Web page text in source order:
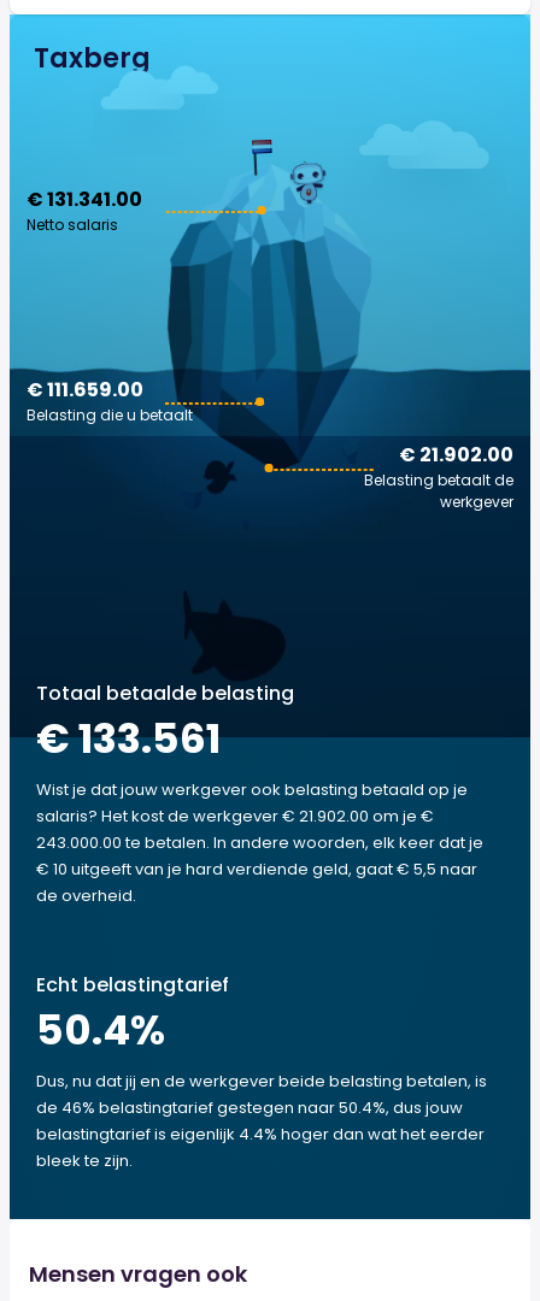
Taxberg
€ 131.341.00
Netto salaris
€ 21.902.00
Belasting betaalt de
werkgever
€ 111.659.00
Belasting die u betaalt
Totaal betaalde belasting
€ 133.561
Wist je dat jouw werkgever ook belasting betaald op je
salaris? Het kost de werkgever € 21.902.00 om je €
243.000.00 te betalen. In andere woorden, elk keer dat je
€ 10 uitgeeft van je hard verdiende geld, gaat € 5,5 naar
de overheid.
Echt belastingtarief
50.4%
Dus, nu dat jij en de werkgever beide belasting betalen, is
de 46% belastingtarief gestegen naar 50.4%, dus jouw
belastingtarief is eigenlijk 4.4% hoger dan wat het eerder
bleek te zijn.
Mensen vragen ook